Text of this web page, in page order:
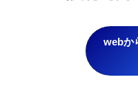
webか